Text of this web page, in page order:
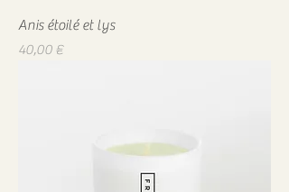
Anis étoilé et lys
Prix
40,00 €